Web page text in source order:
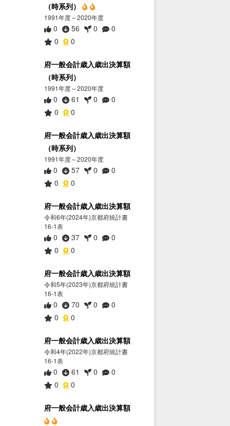
（時系列）
1991年度～2020年度
0 56 0
0
0
0
府一般会計歳入歳出決算額
（時系列）
1991年度～2020年度
0 61 0
0
0
0
府一般会計歳入歳出決算額
（時系列）
1991年度～2020年度
0 57 0
0
0
0
府一般会計歳入歳出決算額
令和6年(2024年)京都府統計書
16-1表
0 37 0
0
0
0
府一般会計歳入歳出決算額
令和5年(2023年)京都府統計書
16-1表
0 70 0
0
0
0
府一般会計歳入歳出決算額
令和4年(2022年)京都府統計書
16-1表
0 61 0
0
0
0
府一般会計歳入歳出決算額